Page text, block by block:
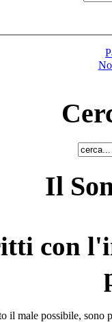
Il
con
il male possibile, sono